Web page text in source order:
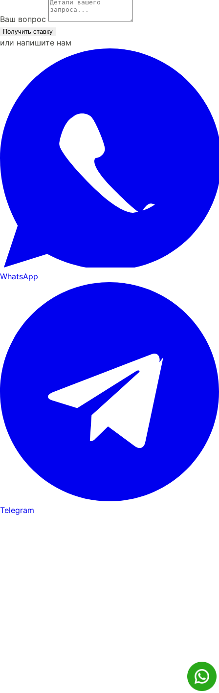
Ваш вопрос
Получить ставку
или напишите нам
WhatsApp
Telegram